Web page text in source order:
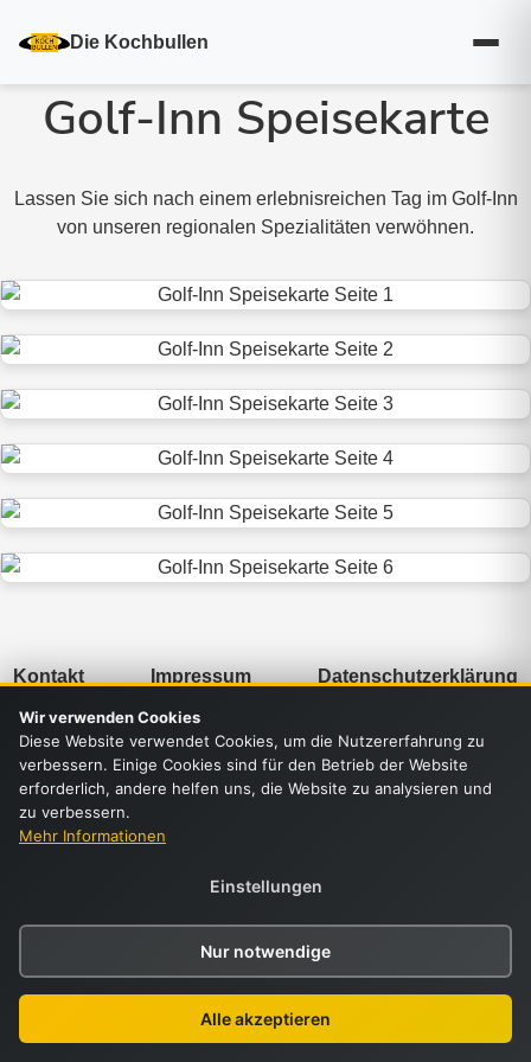
Die Kochbullen
Golf-Inn Speisekarte
Lassen Sie sich nach einem erlebnisreichen Tag im Golf-Inn
von unseren regionalen Spezialitäten verwöhnen.
Kontakt Impressum Datenschutzerklärung
Wir verwenden Cookies
Diese Website verwendet Cookies, um die Nutzererfahrung zu
verbessern. Einige Cookies sind für den Betrieb der Website
erforderlich, andere helfen uns, die Website zu analysieren und
zu verbessern.
Mehr Informationen
Einstellungen
Nur notwendige
Alle akzeptieren